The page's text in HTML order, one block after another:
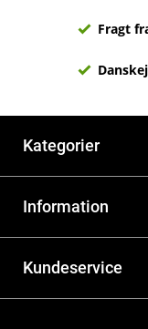
Fragt
Kategorier
Information
Kundeservice